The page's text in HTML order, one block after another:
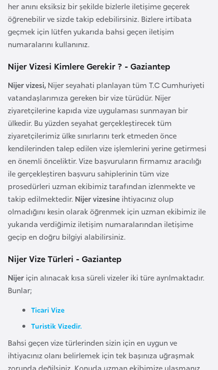
her anını eksiksiz bir şekilde bizlerle iletişime geçerek
öğrenebilir ve sizde takip edebilirsiniz. Bizlere irtibata
geçmek için lütfen yukarıda bahsi geçen iletişim
numaralarını kullanınız.
Nijer Vizesi Kimlere Gerekir ? - Gaziantep
Nijer vizesi, Nijer seyahati planlayan tüm T.C Cumhuriyeti
vatandaşlarımıza gereken bir vize türüdür. Nijer
ziyaretçilerine kapıda vize uygulaması sunmayan bir
ülkedir. Bu yüzden seyahat gerçekleştirecek tüm
ziyaretçilerimiz ülke sınırlarını terk etmeden önce
kendilerinden talep edilen vize işlemlerini yerine getirmesi
en önemli önceliktir. Vize başvuruların firmamız aracılığı
ile gerçekleştiren başvuru sahiplerinin tüm vize
prosedürleri uzman ekibimiz tarafından izlenmekte ve
takip edilmektedir. Nijer vizesine ihtiyacınız olup
olmadığını kesin olarak öğrenmek için uzman ekibimiz ile
yukarıda verdiğimiz iletişim numaralarından iletişime
geçip en doğru bilgiyi alabilirsiniz.
Nijer Vize Türleri - Gaziantep
Nijer için alınacak kısa süreli vizeler iki türe ayrılmaktadır.
Bunlar;
Ticari Vize
Turistik Vizedir.
Bahsi geçen vize türlerinden sizin için en uygun ve
ihtiyacınız olanı belirlemek için tek başınıza uğraşmak
B
e
l
ç
i
a
B
e
n
i
n
B
o
s
n
H
e
r
B
u